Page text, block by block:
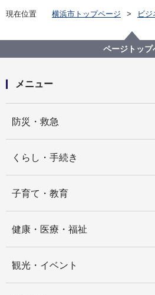
現在位置 横浜市トップページ
ビジ
緑区霧が丘複合施設「霧の里
ページトップ
メニュー
防災・救急
くらし・手続き
子育て・教育
健康・医療・福祉
観光・イベント